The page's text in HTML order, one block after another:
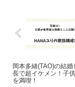
岡本多緒(TAO)の結
長で超イケメン！子
を満喫！